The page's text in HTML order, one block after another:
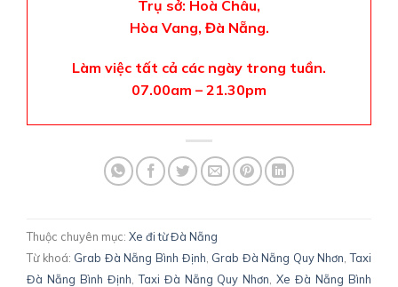
Trụ sở: Hoà Châu,
Hòa Vang, Đà Nẵng.
Làm việc tất cả các ngày trong tuần.
07.00am – 21.30pm
Thuộc chuyên mục: Xe đi từ Đà Nẵng
Từ khoá: Grab Đà Nẵng Bình Định Grab Đà Nẵng Quy Nhơn ,Taxi
Đà Nẵng Bình Định ,Taxi Đà Nẵng Quy Nhơn ,Xe Đà Nẵng Bình